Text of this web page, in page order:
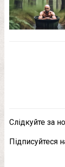
Слідкуйте за
Підписуйтеся